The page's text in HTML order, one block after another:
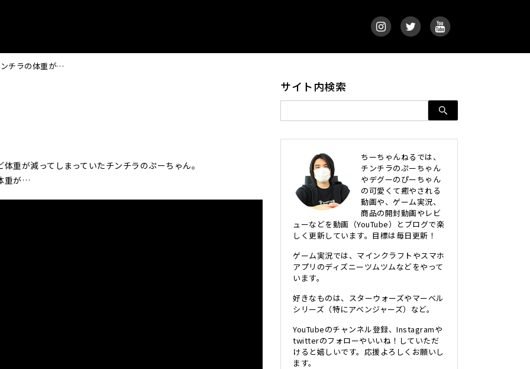
チラの体重が…
重が減ってしまっていたチンチラのぷーちゃん。
重が…
サイト内検索
ちーちゃんねるでは、
チンチラのぷーちゃん
やデグーのぴーちゃん
の可愛くて癒やされる
動画や、ゲーム実況、
商品の開封動画やレビ
ューなどを動画（YouTube）とブログで楽
しく更新しています。目標は毎日更新！
ゲーム実況では、マインクラフトやスマホ
アプリのディズニーツムツムなどをやって
います。
好きなものは、スターウォーズやマーベル
シリーズ（特にアベンジャーズ）など。
YouTubeのチャンネル登録、Instagramや
twitterのフォローやいいね！していただ
けると嬉しいです。応援よろしくお願いし
ます。